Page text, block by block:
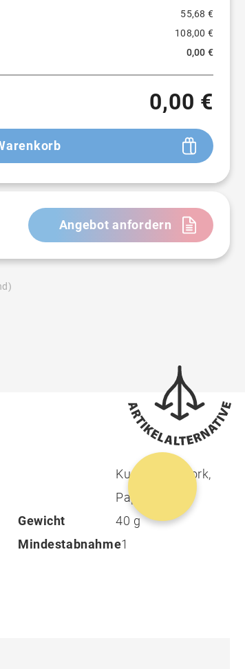
55,68 €
108,00 €
0,00 €
0,00 €
Angebot anfordern
Kunststoff, Kork,
Papier
Gewicht
40 g
Mindestabnahme1